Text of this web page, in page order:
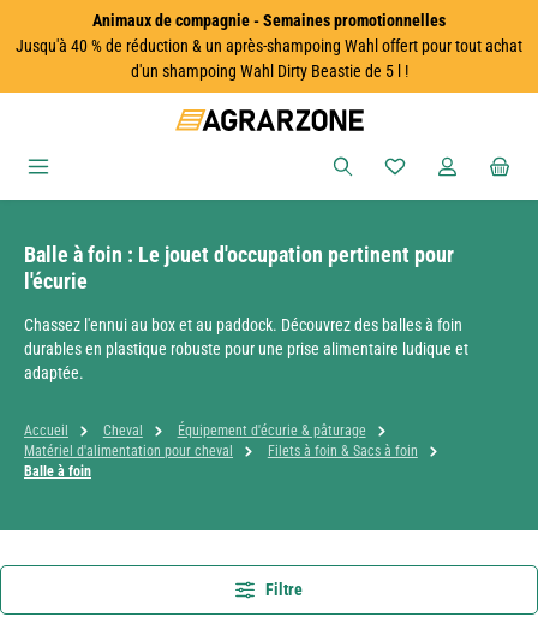
Passer au contenu principalAnimaux de compagnie - Semaines promotionnelles
Jusqu'à 40 % de réduction & un après-shampoing Wahl offert pour tout achat
d'un shampoing Wahl Dirty Beastie de 5 l !
Vous avez 0
Balle à foin : Le jouet d'occupation pertinent pour
l'écurie
Chassez l'ennui au box et au paddock. Découvrez des balles à foin
durables en plastique robuste pour une prise alimentaire ludique et
adaptée.
Accueil Cheval
Équipement d'écurie & pâturage
Matériel d'alimentation pour cheval
Filets à foin & Sacs à foin
Balle à foin
Filtre